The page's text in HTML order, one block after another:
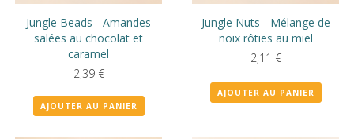
Jungle Beads - Amandes
salées au chocolat et
caramel
2,39 €
AJOUTER AU PANIER
Jungle Nuts - Mélange de
noix rôties au miel
2,11 €
AJOUTER AU PANIER